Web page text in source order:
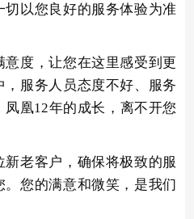
以您良好的服务体验为准
意度，让您在这里感受到更
服务人员态度不好、服务
凰12年的成长，离不开您
老客户，确保将极致的服
您的满意和微笑，是我们